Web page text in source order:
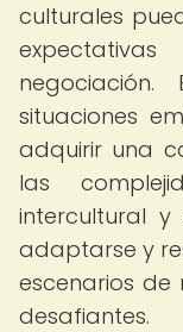
culturales
situaciones
adquirir una
las
intercultural
adaptarse y
escenarios
desafiantes.